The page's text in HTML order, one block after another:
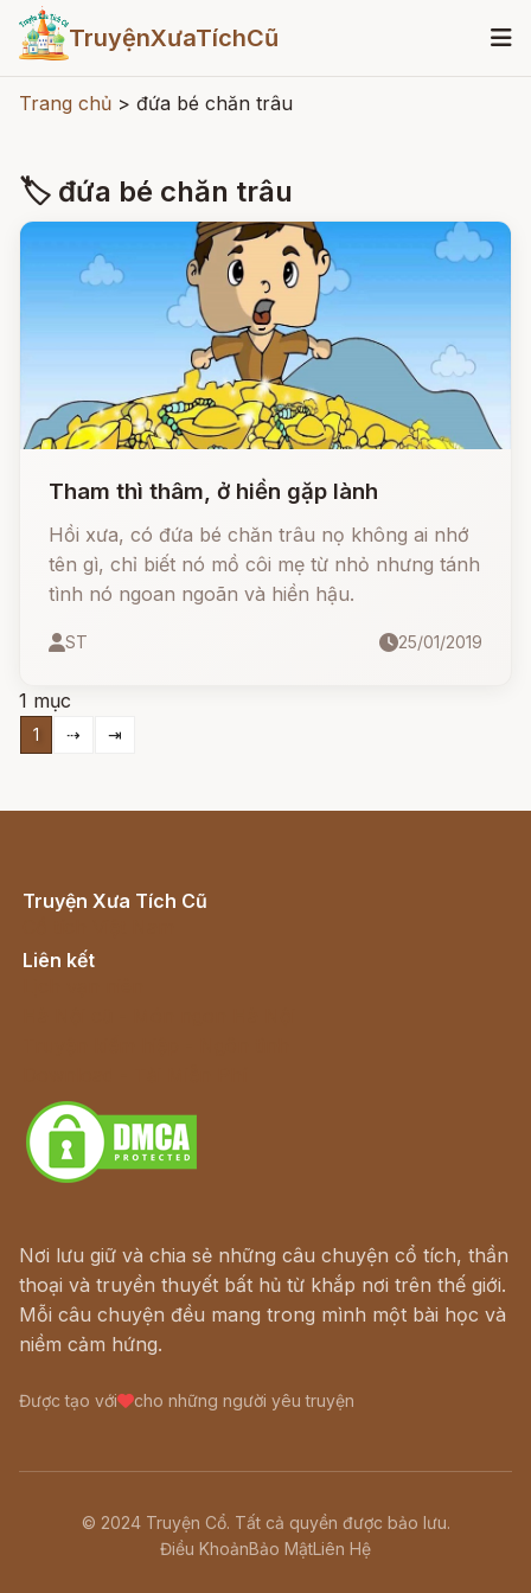
TruyệnXưaTíchCũ
Trang chủ > đứa bé chăn trâu
🏷 đứa bé chăn trâu
Tham thì thâm, ở hiền gặp lành
Hồi xưa, có đứa bé chăn trâu nọ không ai nhớ
tên gì, chỉ biết nó mồ côi mẹ từ nhỏ nhưng tánh
tình nó ngoan ngoãn và hiền hậu.
ST 25/01/2019
1 mục
1 ⇢ ⇥
Truyện Xưa Tích Cũ
Liên kết
Nơi lưu giữ và chia sẻ những câu chuyện cổ tích, thần
thoại và truyền thuyết bất hủ từ khắp nơi trên thế giới.
Mỗi câu chuyện đều mang trong mình một bài học và
niềm cảm hứng.
Được tạo với cho những người yêu truyện
© 2024 Truyện Cổ. Tất cả quyền được bảo lưu.
Điều KhoảnBảo MậtLiên Hệ